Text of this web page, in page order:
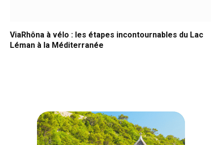
ViaRhôna à vélo : les étapes incontournables du Lac
Léman à la Méditerranée